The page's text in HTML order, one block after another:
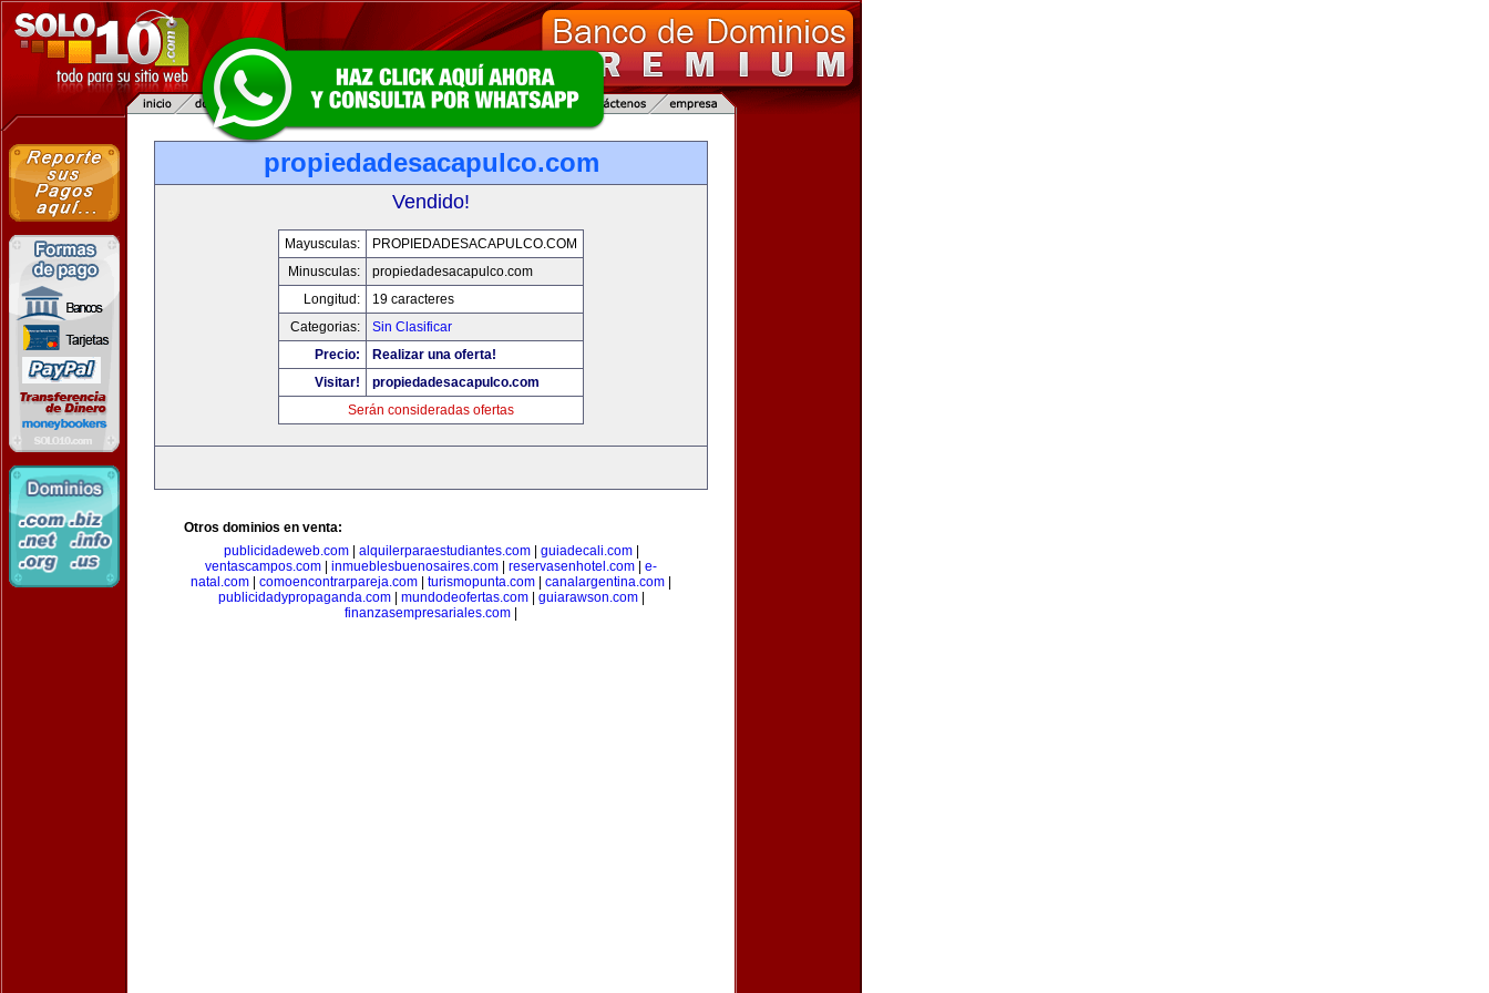
propiedadesacapulco.com
Vendido!
Mayusculas:
PROPIEDADESACAPULCO.COM
Minusculas:
propiedadesacapulco.com
Longitud:
19 caracteres
Categorias:
Sin Clasificar
Precio:
Realizar una oferta!
Visitar!
propiedadesacapulco.com
Serán consideradas ofertas
Otros dominios en venta:
publicidadeweb.com| alquilerparaestudiantes.com| guiadecali.com|
ventascampos.com
inmueblesbuenosaires.com reservasenhotel.com
e-
natal.com
comoencontrarpareja.com turismopunta.com canalargentina.com
publicidadypropaganda.com| mundodeofertas.com| guiarawson.com|
finanzasempresariales.com